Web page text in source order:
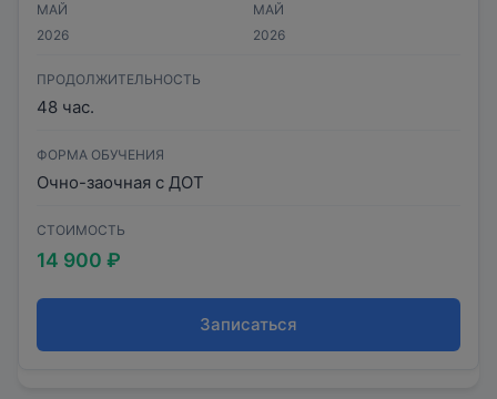
МАЙ
2026
МАЙ
2026
ПРОДОЛЖИТЕЛЬНОСТЬ
48 час.
ФОРМА ОБУЧЕНИЯ
Очно-заочная с ДОТ
СТОИМОСТЬ
14 900 ₽
Записаться